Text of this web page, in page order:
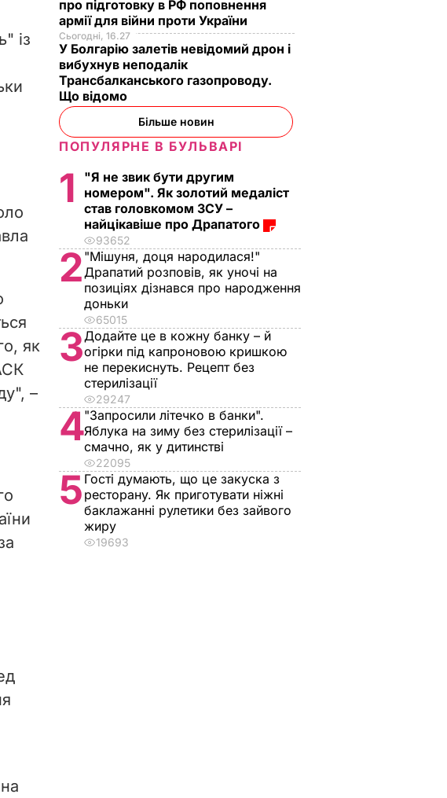
із
як
–
про підготовку в РФ поповнення
армії для війни проти України
Сьогодні, 16.27
У Болгарію залетів невідомий дрон і
вибухнув неподалік
Трансбалканського газопроводу.
Що відомо
Більше новин
ПОПУЛЯРНЕ В БУЛЬВАРІ
1
"Я не звик бути другим
номером". Як золотий медаліст
став головкомом ЗСУ –
найцікавіше про Драпатого
93652
2 "Мішуня, доця народилася!"
Драпатий розповів, як уночі на
позиціях дізнався про народження
доньки
65015
3Додайте це в кожну банку – й
огірки під капроновою кришкою
не перекиснуть. Рецепт без
стерилізації
29247
4"Запросили літечко в банки".
Яблука на зиму без стерилізації –
смачно, як у дитинстві
22095
5 Гості думають, що це закуска з
ресторану. Як приготувати ніжні
баклажанні рулетики без зайвого
жиру
19693